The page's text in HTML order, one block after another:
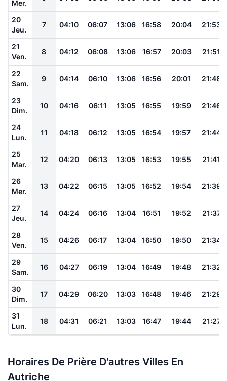
Mer.
20
Jeu.
7 04:10 06:07 13:06 16:58 20:04 21:53
21
Ven.
8 04:12 06:08 13:06 16:57 20:03 21:51
22
Sam.
9 04:14 06:10 13:06 16:56 20:01 21:48
23
Dim.
10 04:16 06:11 13:05 16:55 19:59 21:46
24
Lun.
11 04:18 06:12 13:05 16:54 19:57 21:44
25
Mar.
12 04:20 06:13 13:05 16:53 19:55 21:41
26
Mer.
13 04:22 06:15 13:05 16:52 19:54 21:39
27
Jeu.
14 04:24 06:16 13:04 16:51 19:52 21:37
28
Ven.
15 04:26 06:17 13:04 16:50 19:50 21:34
29
Sam.
16 04:27 06:19 13:04 16:49 19:48 21:32
30
Dim.
17 04:29 06:20 13:03 16:48 19:46 21:29
31
Lun.
18 04:31 06:21 13:03 16:47 19:44 21:27
Horaires De Prière D'autres Villes En
Autriche